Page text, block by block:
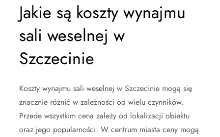
Jakie są koszty wynajmu
sali weselnej w
Szczecinie
Koszty wynajmu sali weselnej w Szczecinie mogą się
znacznie różnić w zależności od wielu czynników.
Przede wszystkim cena zależy od lokalizacji obiektu
oraz jego popularności. W centrum miasta ceny mogą